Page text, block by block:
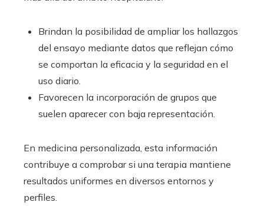
Brindan la posibilidad de ampliar los hallazgos
del ensayo mediante datos que reflejan cómo
se comportan la eficacia y la seguridad en el
uso diario.
Favorecen la incorporación de grupos que
suelen aparecer con baja representación.
En medicina personalizada, esta información
contribuye a comprobar si una terapia mantiene
resultados uniformes en diversos entornos y
perfiles.